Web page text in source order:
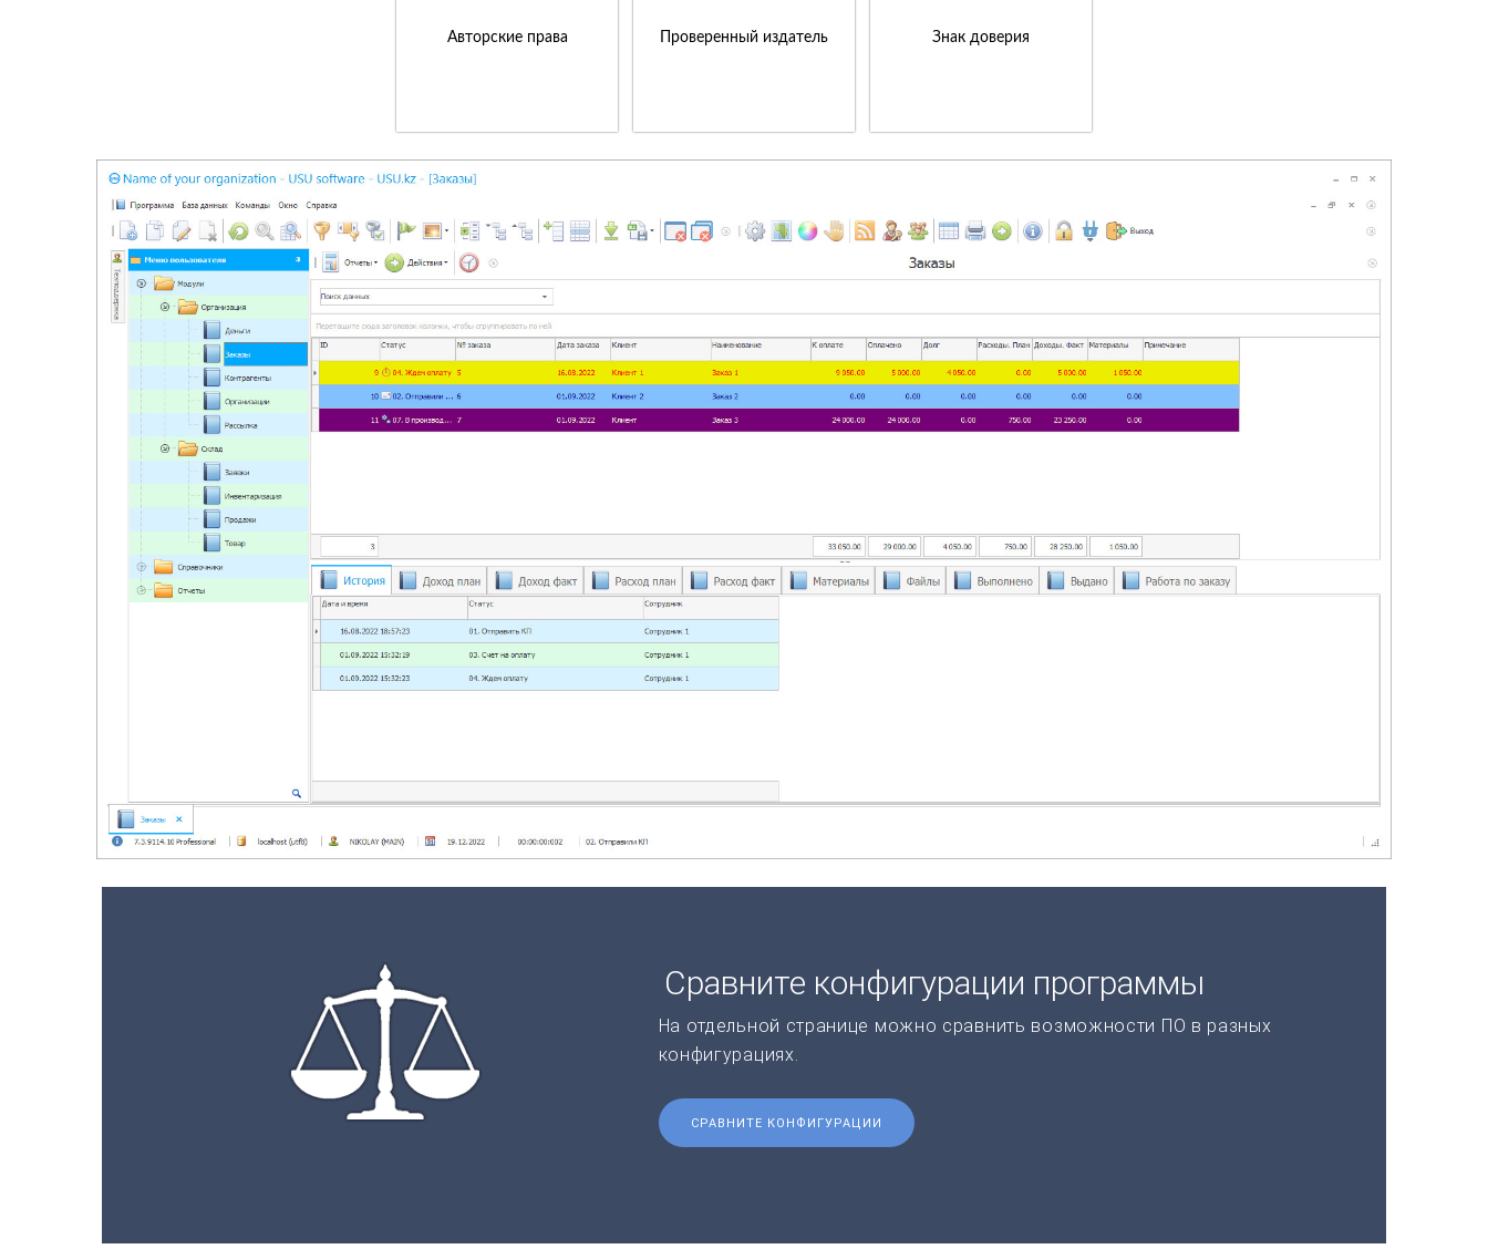
Авторские права Проверенный издатель Знак доверия
Сравните конфигурации программы
На отдельной странице можно сравнить возможности ПО в разных
конфигурациях.
СРАВНИТЕ КОНФИГУРАЦИИ